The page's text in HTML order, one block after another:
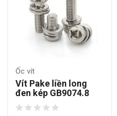
Ốc vít
Vít Pake liền long
đen kép GB9074.8